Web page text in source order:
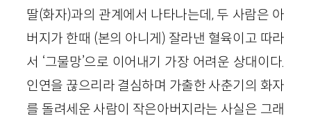
딸(화자)과의 관계에서 나타나는데, 두 사람은 아
버지가 한때 (본의 아니게) 잘라낸 혈육이고 따라
서 ‘그물망’으로 이어내기 가장 어려운 상대이다.
인연을 끊으리라 결심하며 가출한 사춘기의 화자
를 돌려세운 사람이 작은아버지라는 사실은 그래